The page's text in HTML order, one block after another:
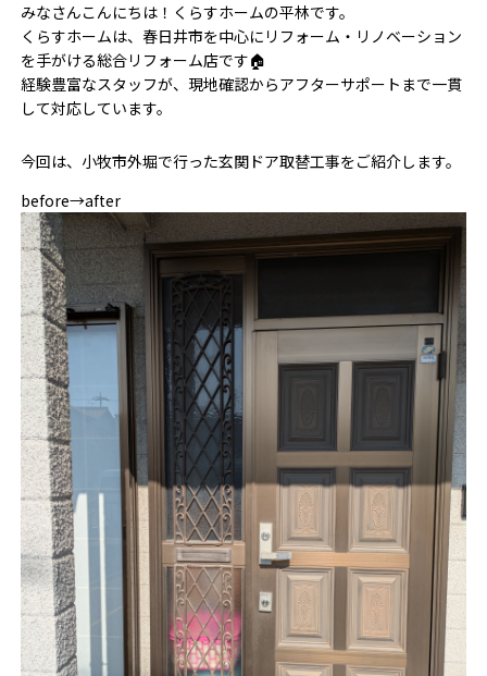
みなさんこんにちは！くらすホームの平林です。
くらすホームは、春日井市を中心にリフォーム・リノベーション
を手がける総合リフォーム店です🏠
経験豊富なスタッフが、現地確認からアフターサポートまで一貫
して対応しています。
今回は、小牧市外堀で行った玄関ドア取替工事をご紹介します。
before→after